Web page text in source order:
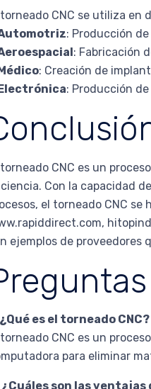
torneado CNC se utiliza en
: Producción
: Fabricación
Médico: Creación de
Electrónica: Producción
torneado CNC es un
Con la capacidad
el torneado CNC
ejemplos de proveedores
es el torneado CNC?
torneado CNC es un
para eliminar
¿Cuáles son las ventajas